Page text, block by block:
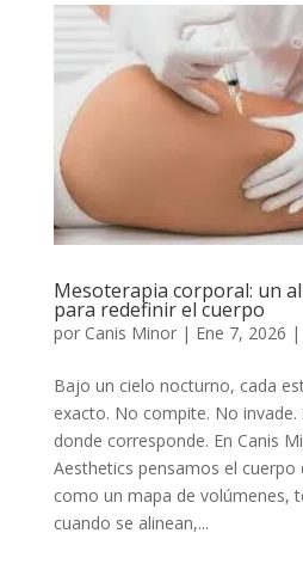
Mesoterapia corporal: un
para redefinir el cuerpo
por Canis Minor| Ene 7, 2026 |
Bajo un cielo nocturno, cada
exacto. No compite. No invade.
donde corresponde. En Canis
Aesthetics pensamos el cuerpo
como un mapa de volúmenes,
cuando se alinean,...